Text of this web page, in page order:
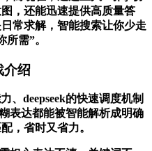
，还能迅速提供高质量答
常求解，智能搜索让你少走
需”。
介绍
、deepseek的快速调度机制
表达都能被智能解析成明确
，省时又省力。